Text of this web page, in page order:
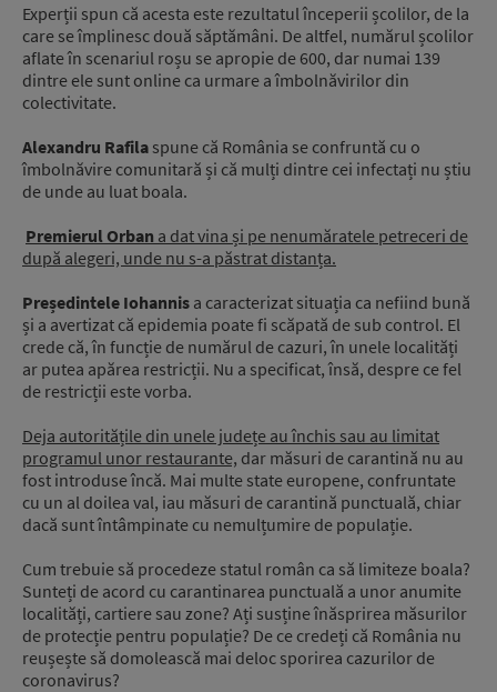
Experții spun că acesta este rezultatul începerii școlilor, de la
care se împlinesc două săptămâni. De altfel, numărul școlilor
aflate în scenariul roșu se apropie de 600, dar numai 139
dintre ele sunt online ca urmare a îmbolnăvirilor din
colectivitate.
Alexandru Rafila spune că România se confruntă cu o
îmbolnăvire comunitară și că mulți dintre cei infectați nu știu
de unde au luat boala.
Premierul Orban a dat vina și pe nenumăratele petreceri de
după alegeri, unde nu s-a păstrat distanța.
Președintele Iohannis a caracterizat situația ca nefiind bună
și a avertizat că epidemia poate fi scăpată de sub control. El
crede că, în funcție de numărul de cazuri, în unele localități
ar putea apărea restricții. Nu a specificat, însă, despre ce fel
de restricții este vorba.
Deja autoritățile din unele județe au închis sau au limitat
programul unor restaurante, dar măsuri de carantină nu au
fost introduse încă. Mai multe state europene, confruntate
cu un al doilea val, iau măsuri de carantină punctuală, chiar
dacă sunt întâmpinate cu nemulțumire de populație.
Cum trebuie să procedeze statul român ca să limiteze boala?
Sunteți de acord cu carantinarea punctuală a unor anumite
localități, cartiere sau zone? Ați susține înăsprirea măsurilor
de protecție pentru populație? De ce credeți că România nu
reușește să domolească mai deloc sporirea cazurilor de
coronavirus?